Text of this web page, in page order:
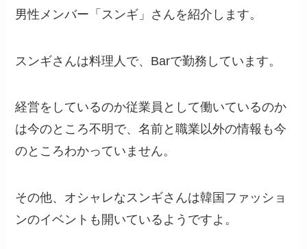
男性メンバー「スンギ」さんを紹介します。
スンギさんは料理人で、Barで勤務しています。
経営をしているのか従業員として働いているのか
は今のところ不明で、名前と職業以外の情報も今
のところわかっていません。
その他、オシャレなスンギさんは韓国ファッショ
ンのイベントも開いているようですよ。